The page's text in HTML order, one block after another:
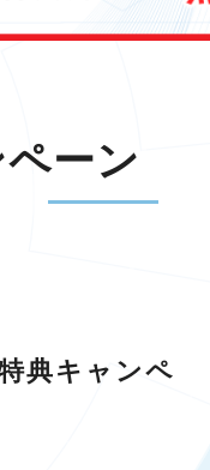
ーン
典キャンペ